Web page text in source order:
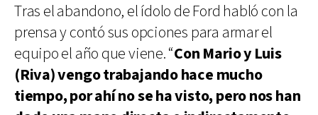
Tras el abandono, el ídolo de Ford habló con la
prensa y contó sus opciones para armar el
equipo el año que viene. “Con Mario y Luis
(Riva) vengo trabajando hace mucho
tiempo, por ahí no se ha visto, pero nos han